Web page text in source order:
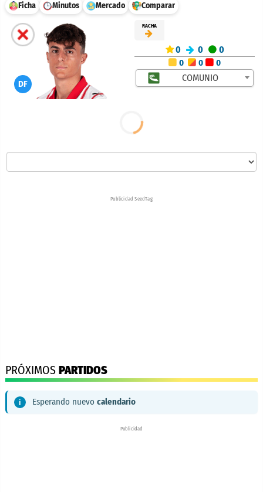
Ficha Minutos Mercado Comparar
DF
RACHA
0 0 0
0 0 0
COMUNIO
Publicidad SeedTag
PRÓXIMOS PARTIDOS
Esperando nuevo calendario
Publicidad